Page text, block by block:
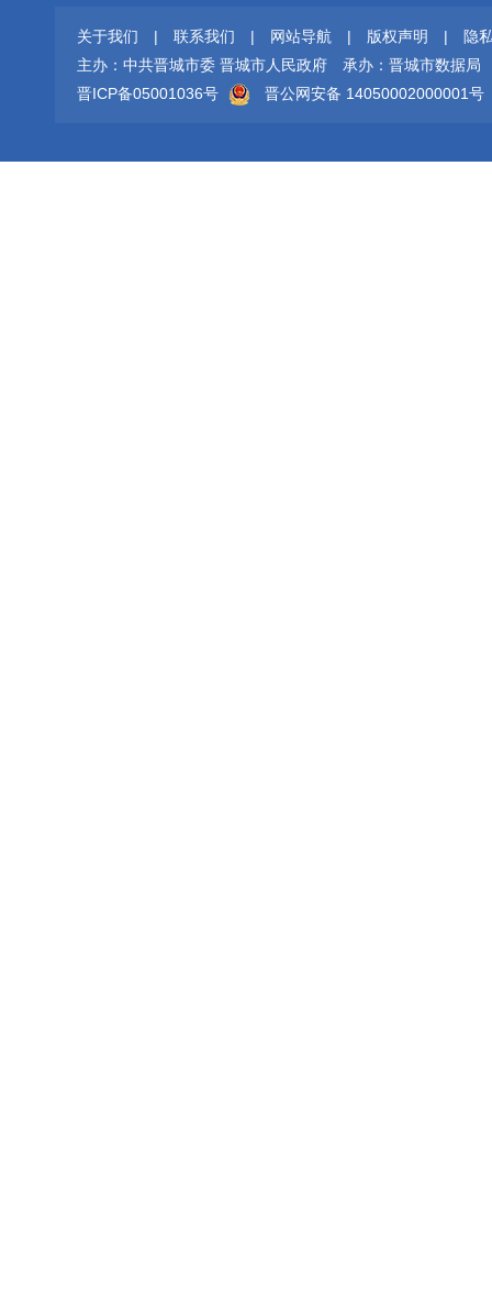
关于我们 | 联系我们 | 网站导航 | 版权声明 |
隐
主办：中共晋城市委 晋城市人民政府
承办：晋城市数据局
晋ICP备05001036号
晋公网安备 14050002000001号